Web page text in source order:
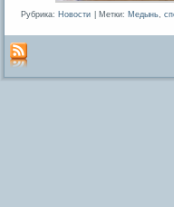
Рубрика: Новости Метки: Медынь,